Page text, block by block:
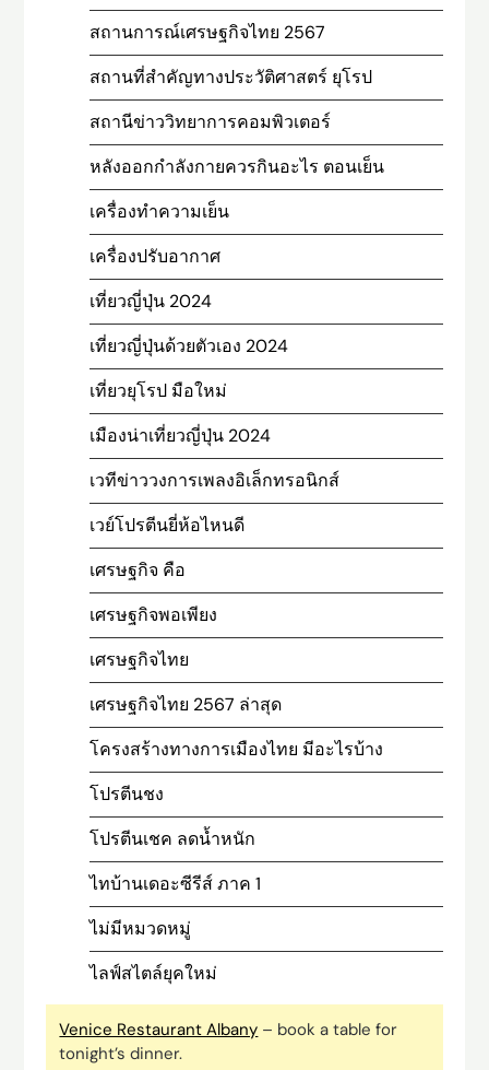
สถานการณ์เศรษฐกิจไทย 2567
สถานที่สําคัญทางประวัติศาสตร์ ยุโรป
สถานีข่าววิทยาการคอมพิวเตอร์
หลังออกกําลังกายควรกินอะไร ตอนเย็น
เครื่องทำความเย็น
เครื่องปรับอากาศ
เที่ยวญี่ปุ่น 2024
เที่ยวญี่ปุ่นด้วยตัวเอง 2024
เที่ยวยุโรป มือใหม่
เมืองน่าเที่ยวญี่ปุ่น 2024
เวทีข่าววงการเพลงอิเล็กทรอนิกส์
เวย์โปรตีนยี่ห้อไหนดี
เศรษฐกิจ คือ
เศรษฐกิจพอเพียง
เศรษฐกิจไทย
เศรษฐกิจไทย 2567 ล่าสุด
โครงสร้างทางการเมืองไทย มีอะไรบ้าง
โปรตีนชง
โปรตีนเชค ลดน้ำหนัก
ไทบ้านเดอะซีรีส์ ภาค 1
ไม่มีหมวดหมู่
ไลฟ์สไตล์ยุคใหม่
Venice Restaurant Albany – book a table for
tonight’s dinner.